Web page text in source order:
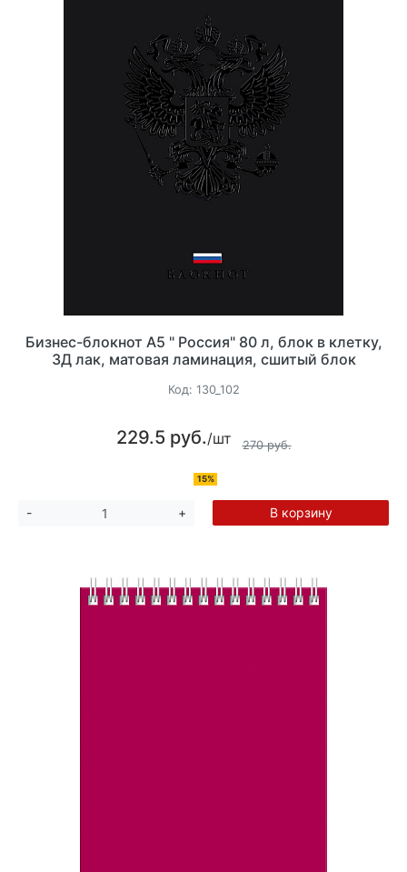
Бизнес-блокнот А5 " Россия" 80 л, блок в клетку,
3Д лак, матовая ламинация, сшитый блок
Код: 130_102
229.5 руб./шт 270 руб.
15%
- + В корзину